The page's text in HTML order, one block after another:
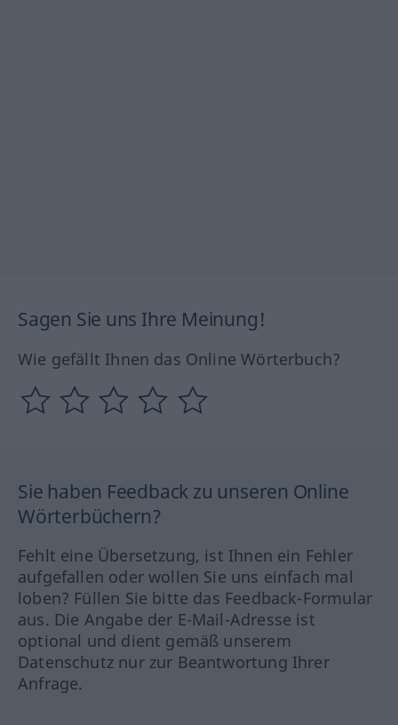
Sagen Sie uns Ihre Meinung!
Wie gefällt Ihnen das Online Wörterbuch?
Sie haben Feedback zu unseren Online
Wörterbüchern?
Fehlt eine Übersetzung, ist Ihnen ein Fehler
aufgefallen oder wollen Sie uns einfach mal
loben? Füllen Sie bitte das Feedback-Formular
aus. Die Angabe der E-Mail-Adresse ist
optional und dient gemäß unserem
Datenschutz nur zur Beantwortung Ihrer
Anfrage.